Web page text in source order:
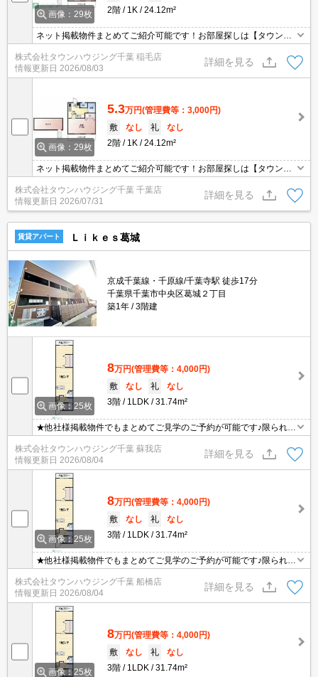
画像：29枚
2階
1K 24.12m²
ネット掲載物件まとめてご紹介可能です！お部屋探しは【タウンハ
ウジング】にお任せください！※オンライン内見・現地待ち合わせ
は事前にご相談ください。
株式会社タウンハウジング千葉 稲毛店
情報更新日 2026/08/03
詳細を見る
画像：29枚
5.3万円(管理費等：3,000円)
敷
なし 礼
なし
2階
1K 24.12m²
ネット掲載物件まとめてご紹介可能です！お部屋探しは【タウンハ
ウジング】にお任せください！※オンライン内見・現地待ち合わせ
は事前にご相談ください。
株式会社タウンハウジング千葉 千葉店
情報更新日 2026/07/31
詳細を見る
賃貸アパート Ｌｉｋｅｓ葛城
京成千葉線・千原線/千葉寺駅 徒歩17分
千葉県千葉市中央区葛城２丁目
築1年
3階建
画像：25枚
8万円(管理費等：4,000円)
敷
なし 礼
なし
3階
1LDK 31.74m²
★他社様掲載物件でもまとめてご見学のご予約が可能です♪限られた
お時間の中で効率よくお部屋探しができるようにお手伝いさせてい
ただきます！お気軽にお問合せ下さい♪
株式会社タウンハウジング千葉 蘇我店
情報更新日 2026/08/04
詳細を見る
画像：25枚
8万円(管理費等：4,000円)
敷
なし 礼
なし
3階
1LDK 31.74m²
★他社様掲載物件でもまとめてご見学のご予約が可能です♪限られた
お時間の中で効率よくお部屋探しができるようにお手伝いさせてい
ただきます！お気軽にお問合せ下さい♪
株式会社タウンハウジング千葉 船橋店
情報更新日 2026/08/04
詳細を見る
画像：25枚
8万円(管理費等：4,000円)
敷
なし 礼
なし
3階
1LDK 31.74m²